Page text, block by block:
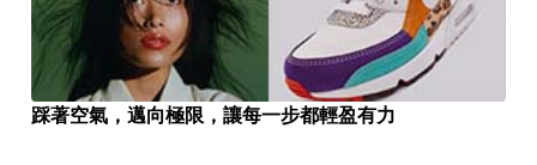
踩著空氣，邁向極限，讓每一步都輕盈有力